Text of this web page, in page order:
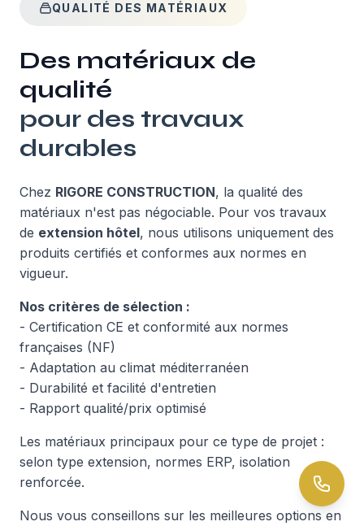
QUALITÉ DES MATÉRIAUX
Des matériaux de
qualité
pour des travaux
durables
Chez RIGORE CONSTRUCTION, la qualité des
matériaux n'est pas négociable. Pour vos travaux
de extension hôtel, nous utilisons uniquement des
produits certifiés et conformes aux normes en
vigueur.
Nos critères de sélection :
- Certification CE et conformité aux normes
françaises (NF)
- Adaptation au climat méditerranéen
- Durabilité et facilité d'entretien
- Rapport qualité/prix optimisé
Les matériaux principaux pour ce type de projet :
selon type extension, normes ERP, isolation
renforcée.
Nous vous conseillons sur les meilleures options en